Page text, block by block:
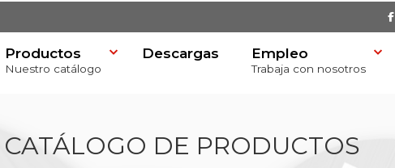
Productos
Nuestro catálogo
Descargas Empleo
Trabaja con nosotros
CATÁLOGO DE PRODUCTOS